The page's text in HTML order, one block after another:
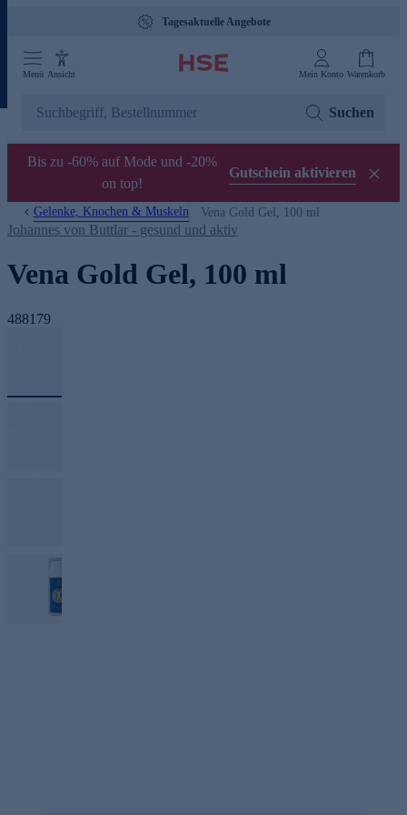
Tagesaktuelle Angebote
Menü Ansicht Mein Konto Warenkorb
Suchen
Bis zu -60% auf Mode und -20%
on top!
Gutschein aktivieren
Gelenke, Knochen & Muskeln Vena Gold Gel, 100 ml
Johannes von Buttlar - gesund und aktiv
Vena Gold Gel, 100 ml
488179